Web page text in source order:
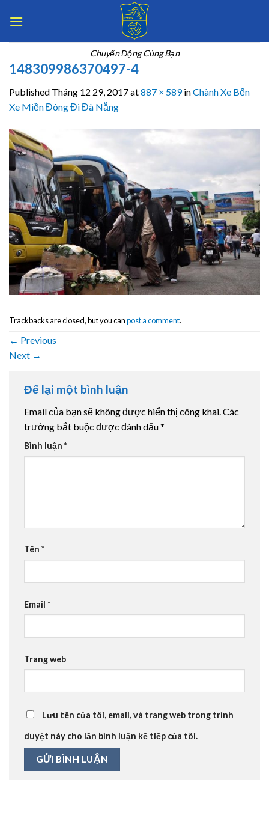
Chuyển Động Cùng Bạn
148309986370497-4
Published Tháng 12 29, 2017at887 × 589inChành Xe Bến
Xe Miền Đông Đi Đà Nẵng
Trackbacks are closed, but you canpost a comment.
← Previous
Next →
Để lại một bình luận
Email của bạn sẽ không được hiển thị công khai.Các
trường bắt buộc được đánh dấu*
Bình luận *
Tên *
Email *
Trang web
Lưu tên của tôi, email, và trang web trong trình
duyệt này cho lần bình luận kế tiếp của tôi.